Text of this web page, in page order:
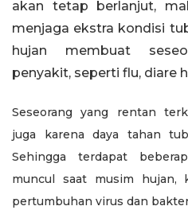
akan tetap berlanjut,
menjaga ekstra kondisi
hujan membuat
penyakit, seperti flu, diare
Seseorang yang rentan
juga karena daya tahan
Sehingga terdapat
muncul saat musim hujan,
pertumbuhan virus dan